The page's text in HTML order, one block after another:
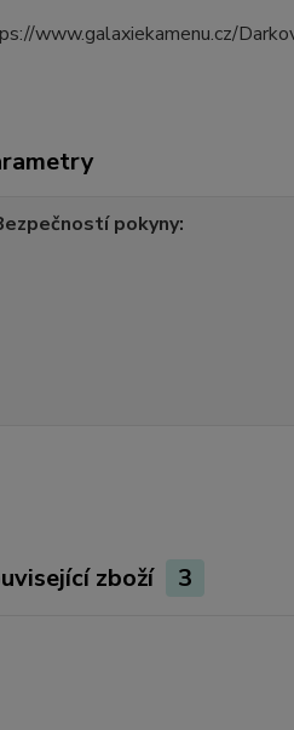
www.galaxiekamenu.cz/
pokyny
zboží 3